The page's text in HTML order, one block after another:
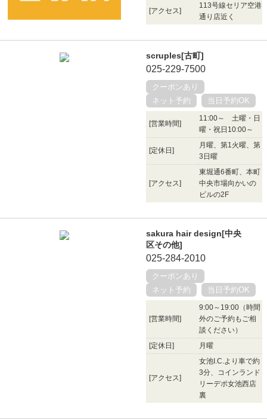
[アクセス]
113号線セリア空港
通り店近く
scruples[古町]
025-229-7500
クーポンあり
ネット予約
当日予約OK
[営業時間]
11:00～ 土曜・日
曜・祝日10:00～
[定休日]
月曜、第1火曜、第
3日曜
[アクセス]
東堀通6番町、本町
中央市場向かいの
ビルの2F
sakura hair design[中央
区その他]
025-284-2010
クーポンあり
ネット予約
当日予約OK
[営業時間]
9:00～19:00（時間
外のご予約もご相
談ください）
[定休日]
月曜
[アクセス]
女池I.C.より車で約
3分、コインランド
リーデポ女池西店
裏